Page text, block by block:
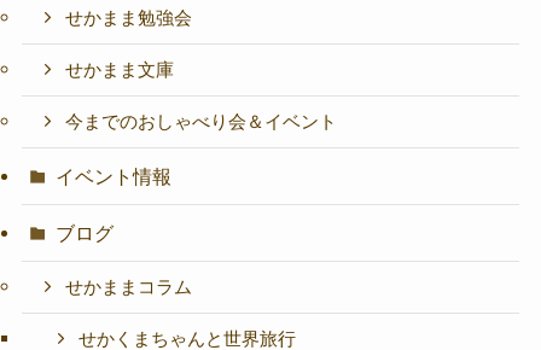
せかまま勉強会
せかまま文庫
今までのおしゃべり会＆イベント
イベント情報
ブログ
せかままコラム
せかくまちゃんと世界旅行